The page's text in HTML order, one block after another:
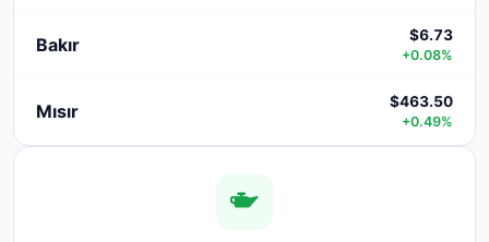
Bakır $6.73
+0.08%
Mısır $463.50
+0.49%